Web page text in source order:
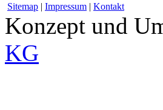
Sitemap | Impressum | Kontakt
Konzept und
KG